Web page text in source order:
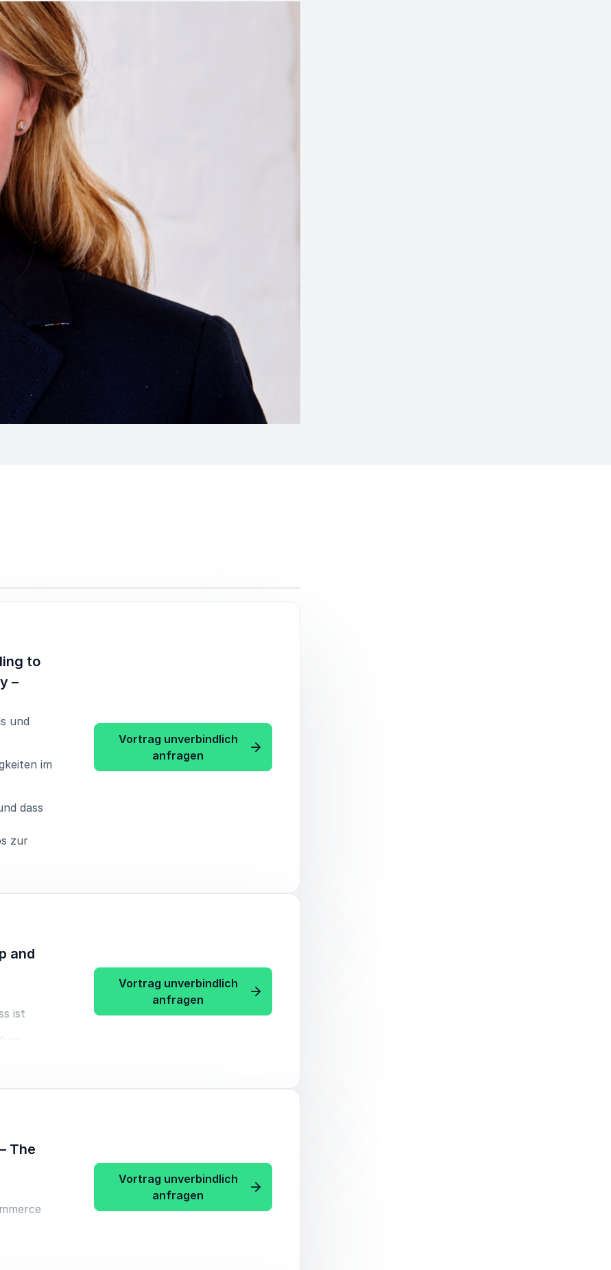
to
–
und
im
dass
zur
Vortrag unverbindlich
anfragen : Eva Wimmers ”Learn to Unlearn: Brand Building and Selling to
and
ist
Vortrag unverbindlich
anfragen : Eva Wimmers “Creativity is the new currency” – Startup and Corporate/
The
wie
Vortrag unverbindlich
anfragen : Eva Wimmers ”Digital Innovation Retail & E-Commerce – The Future of